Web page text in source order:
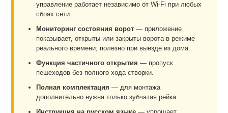
управление работает независимо от Wi-Fi при любых
сбоях сети.
Мониторинг состояния ворот — приложение
показывает, открыты или закрыты ворота в режиме
реального времени; полезно при выезде из дома.
Функция частичного открытия — пропуск
пешеходов без полного хода створки.
Полная комплектация — для монтажа
дополнительно нужна только зубчатая рейка.